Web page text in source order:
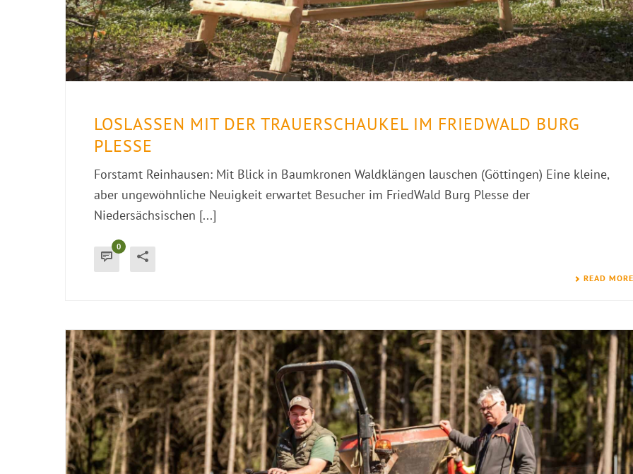
LOSLASSEN MIT DER TRAUERSCHAUKEL IM FRIEDWALD BURG
PLESSE
Forstamt Reinhausen: Mit Blick in Baumkronen Waldklängen lauschen (Göttingen) Eine kleine,
aber ungewöhnliche Neuigkeit erwartet Besucher im FriedWald Burg Plesse der
Niedersächsischen [...]
0
READ MORE